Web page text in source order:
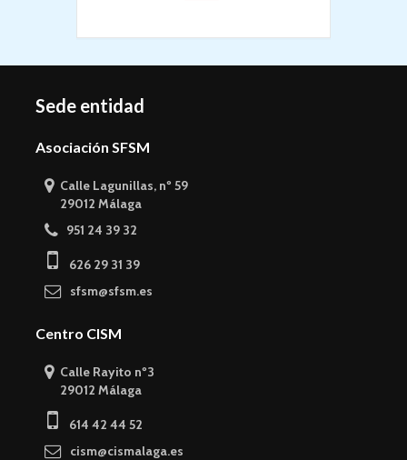
Sede entidad
Asociación SFSM
Calle Lagunillas, nº 59
29012 Málaga
951 24 39 32
626 29 31 39
sfsm@sfsm.es
Centro CISM
Calle Rayito nº3
29012 Málaga
614 42 44 52
cism@cismalaga.es